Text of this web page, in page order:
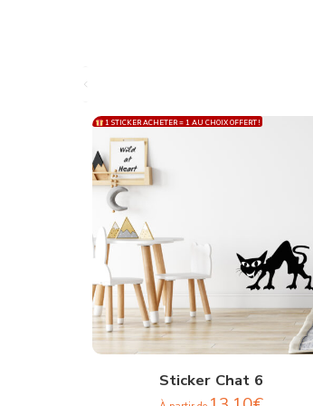
1 STICKER ACHETER = 1 AU CHOIX OFFERT !
Sticker Chat 6